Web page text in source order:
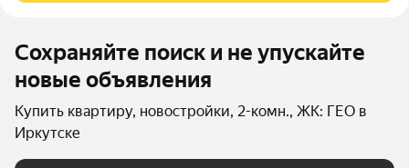
Сохраняйте поиск и не упускайте
новые объявления
Купить квартиру, новостройки, 2-комн., ЖК: ГЕО в
Иркутске